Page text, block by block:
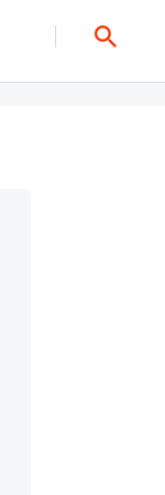
ARTE.tv